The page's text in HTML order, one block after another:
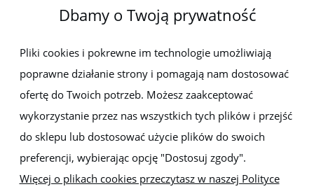
Newsletter
Zapisz się do newslettera, aby być na bieżąco z nowościami i
promocjami
Dbamy o Twoją prywatność
Pliki cookies i pokrewne im technologie umożliwiają
poprawne działanie strony i pomagają nam dostosować
ofertę do Twoich potrzeb. Możesz zaakceptować
wykorzystanie przez nas wszystkich tych plików i przejść
do sklepu lub dostosować użycie plików do swoich
preferencji, wybierając opcję "Dostosuj zgody".
Więcej o plikach cookies przeczytasz w naszej Polityce